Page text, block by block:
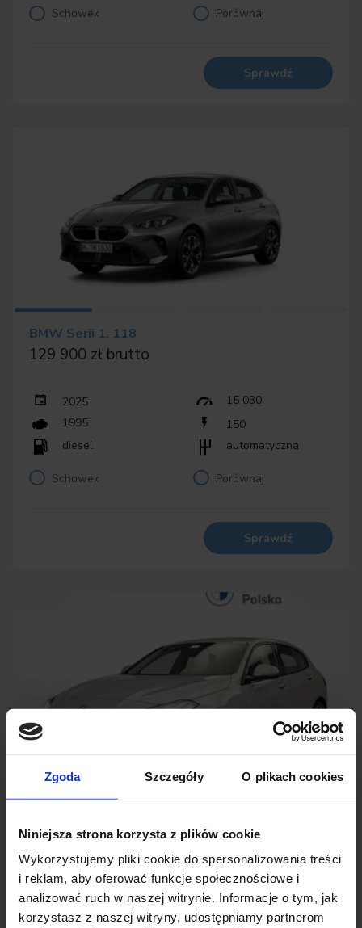
Zgoda Szczegóły O plikach cookies
Niniejsza strona korzysta z plików cookie
Wykorzystujemy pliki cookie do spersonalizowania treści
i reklam, aby oferować funkcje społecznościowe i
analizować ruch w naszej witrynie. Informacje o tym, jak
korzystasz z naszej witryny, udostępniamy partnerom
Schowek Porównaj
Sprawdź
BMW Serii 1, 118
129 900 zł brutto
2025
15 030
1995
150
diesel
automatyczna
Schowek Porównaj
Sprawdź
BMW Serii 1, 120
2025
13 533
1499
benzyna
automatyczna